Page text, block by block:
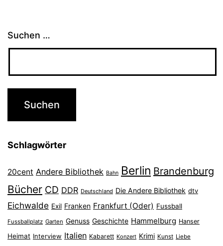
Suchen …
Schlagwörter
20cent Andere Bibliothek Bahn Berlin Brandenburg
Bücher CD DDR Deutschland Die Andere Bibliothek dtv
Eichwalde Exil Franken Frankfurt (Oder) Fussball
Fussballplatz Garten Genuss Geschichte Hammelburg Hanser
Heimat Interview Italien Kabarett Konzert Krimi Kunst Liebe